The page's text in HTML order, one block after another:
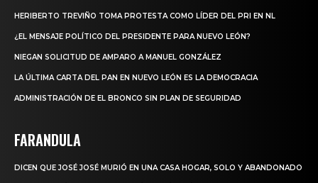
HERIBERTO TREVIÑO TOMA PROTESTA COMO LÍDER DEL PRI EN NL
¿EL MENSAJE POLÍTICO DEL PRESIDENTE PARA NUEVO LEÓN?
NIEGAN SOLICITUD DE AMPARO A MANUEL GONZÁLEZ
LA ÚLTIMA CARTA DEL PAN EN NUEVO LEÓN ES LA DEMOCRACIA
ADMINISTRACIÓN DE EL BRONCO SIN PLAN DE SEGURIDAD
FARANDULA
DICEN QUE JOSÉ JOSÉ MURIÓ EN UNA CASA HOGAR, SOLO Y ABANDONADO